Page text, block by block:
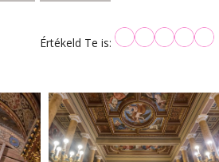
Értékeld Te is: